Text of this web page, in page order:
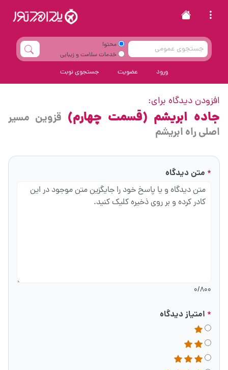
محتوا
خدمات سلامت و زیبایی
ورود عضویت جستجوی نوبت
افزودن دیدگاه برای:
جاده ابریشم (قسمت چهارم) قزوین مسیر
اصلی راه ابریشم
* متن دیدگاه
0/800
* امتیاز دیدگاه